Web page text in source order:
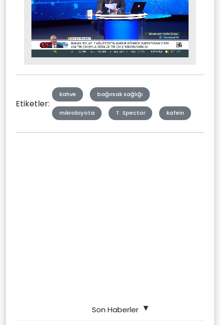
Mute Stream
Etiketler:
kahve bağırsak sağlığı
mikrobiyota T. Spector kafein
Son Haberler